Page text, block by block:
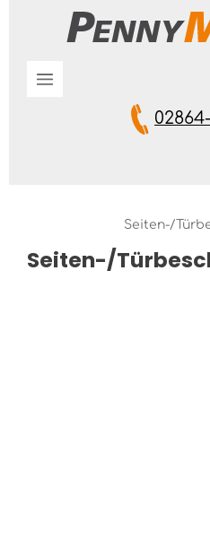
Zum Hauptinhalt springen
Seiten-/
Seiten-/